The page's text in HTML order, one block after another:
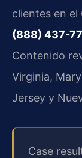
clientes en el
(888) 437-
Contenido
Virginia,
Jersey y
Case